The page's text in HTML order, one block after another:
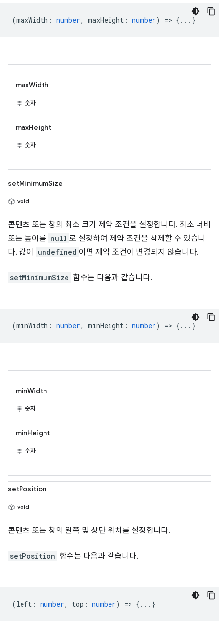
(maxWidth : number, maxHeight : number) => {...}
maxWidth
숫자
maxHeight
숫자
setMinimumSize
void
콘텐츠 또는 창의 최소 크기 제약 조건을 설정합니다. 최소 너비
또는 높이를 null 로 설정하여 제약 조건을 삭제할 수 있습니
다. 값이
undefined 이면 제약 조건이 변경되지 않습니다.
setMinimumSize 함수는 다음과 같습니다.
(minWidth : number, minHeight : number) => {...}
minWidth
숫자
minHeight
숫자
setPosition
void
콘텐츠 또는 창의 왼쪽 및 상단 위치를 설정합니다.
setPosition 함수는 다음과 같습니다.
(left : number, top : number) => {...}